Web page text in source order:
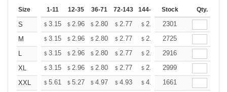
Size 1-11 12-35 36-71 72-143 144-287 288 + More
Stock Qty.
S $ 3.15 $ 2.96 $ 2.80 $ 2.77 $ 2.72 $2.70
2301
M
$ 3.15 $ 2.96 $ 2.80 $ 2.77 $ 2.72 $2.70
2725
L
$ 3.15 $ 2.96 $ 2.80 $ 2.77 $ 2.72 $2.70
2916
XL
$ 3.15 $ 2.96 $ 2.80 $ 2.77 $ 2.72 $2.70
2999
XXL
$ 5.61 $ 5.27 $ 4.97 $ 4.93 $ 4.85 $4.80
1661